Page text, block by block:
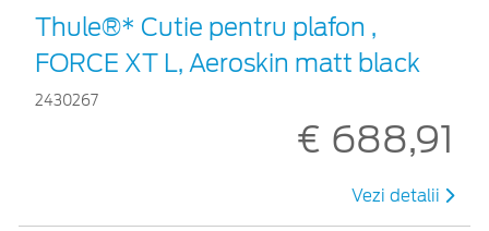
Thule®* Cutie pentru plafon ,
FORCE XT L, Aeroskin matt black
2430267
€ 688,91
Vezi detalii